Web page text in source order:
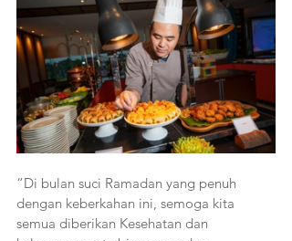
“Di bulan suci Ramadan yang penuh
dengan keberkahan ini, semoga kita
semua diberikan Kesehatan dan